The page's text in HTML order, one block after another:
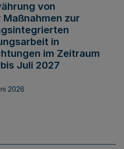
von
zur
in
im Zeitraum
Juli 2027
2026